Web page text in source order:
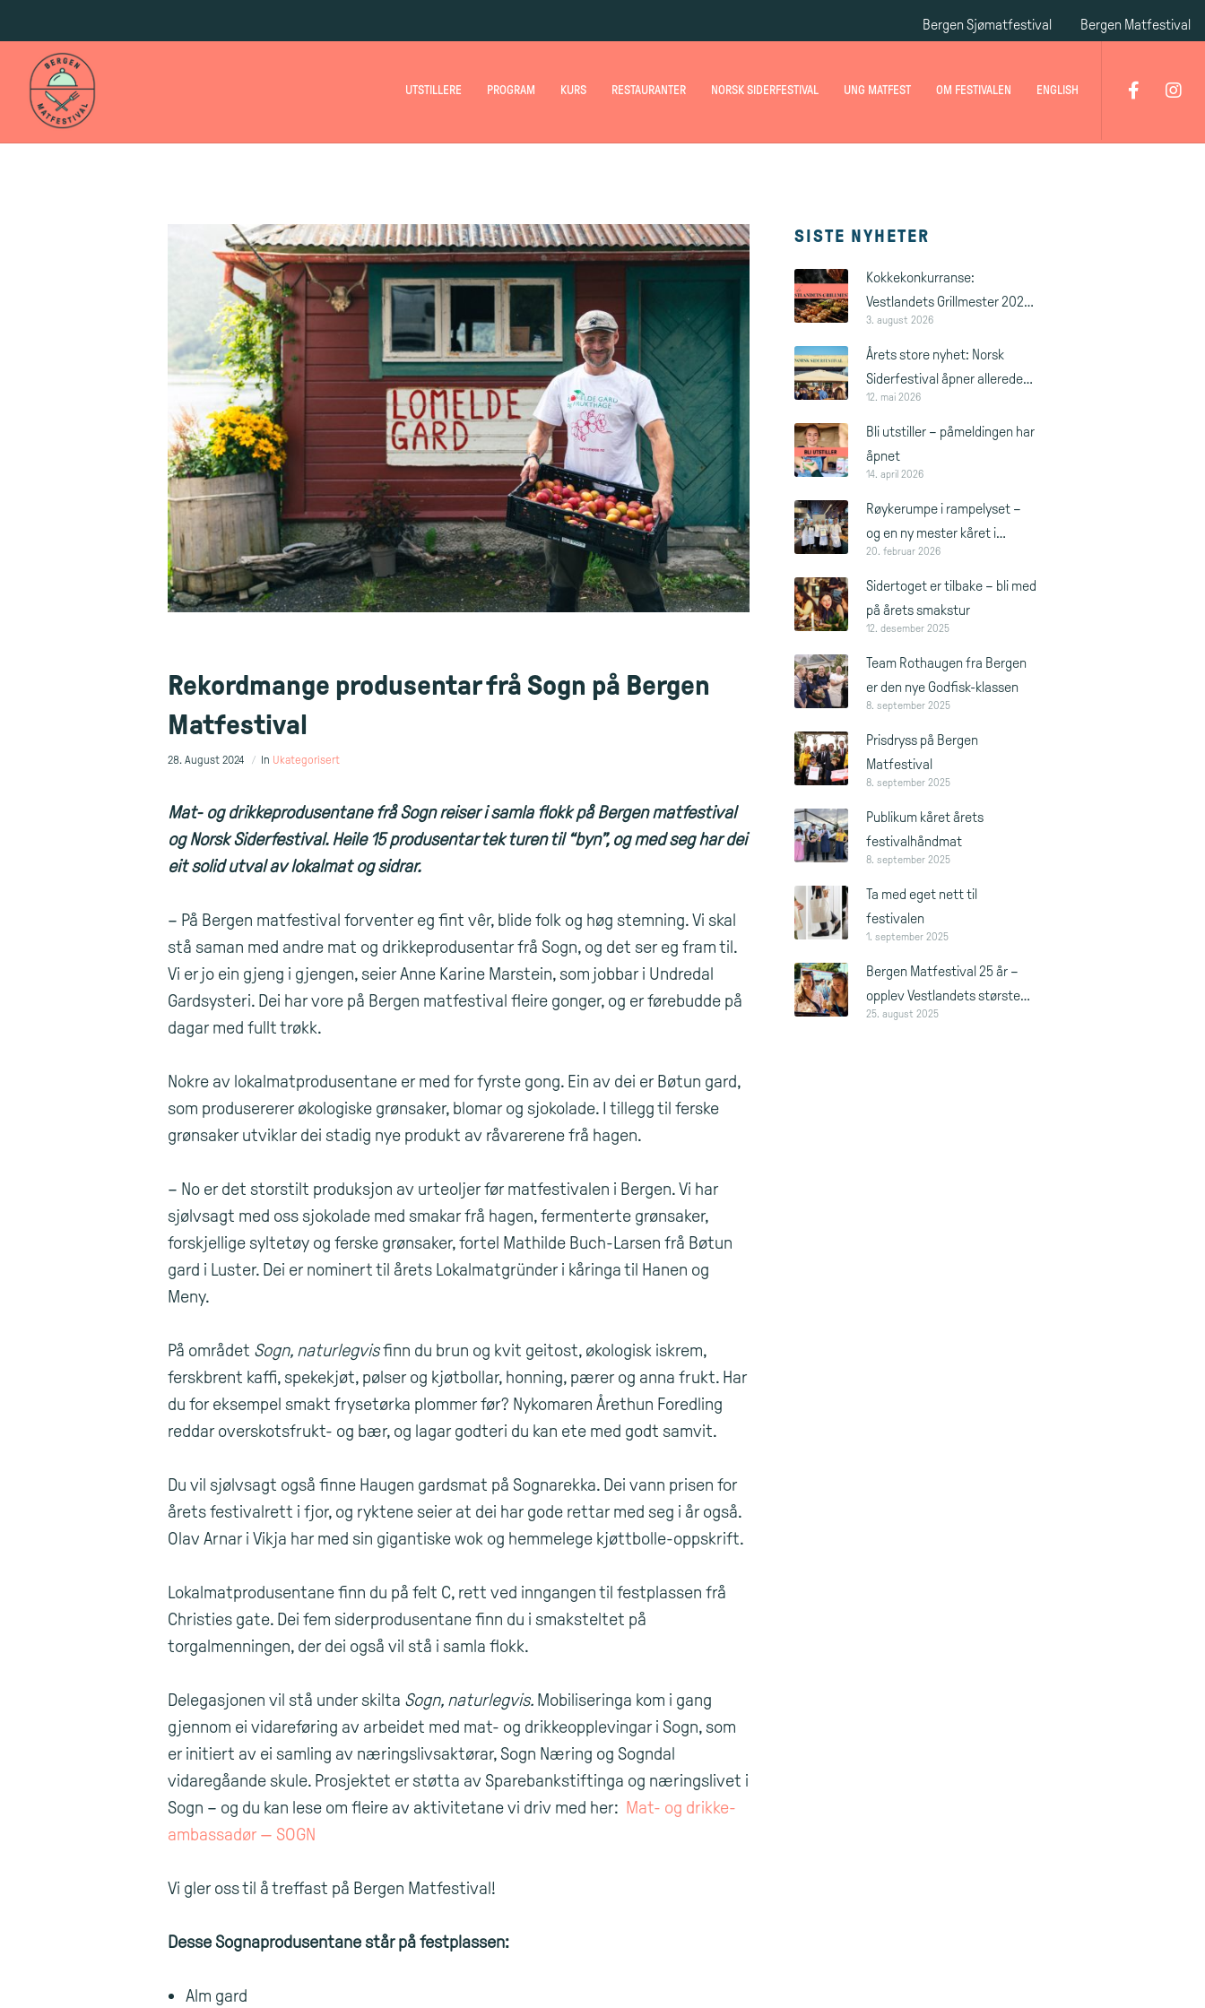
Bergen Sjømatfestival Bergen Matfestival
UTSTILLERE PROGRAM KURS RESTAURANTER NORSK SIDERFESTIVAL UNG MATFEST OM FESTIVALEN ENGLISH
Rekordmange produsentar frå Sogn på Bergen
Matfestival
28. August 2024 In Ukategorisert
Mat- og drikkeprodusentane frå Sogn reiser i samla flokk på Bergen matfestival
og Norsk Siderfestival. Heile 15 produsentar tek turen til “byn”, og med seg har dei
eit solid utval av lokalmat og sidrar.
– På Bergen matfestival forventer eg fint vêr, blide folk og høg stemning. Vi skal
stå saman med andre mat og drikkeprodusentar frå Sogn, og det ser eg fram til.
Vi er jo ein gjeng i gjengen, seier Anne Karine Marstein, som jobbar i Undredal
Gardsysteri. Dei har vore på Bergen matfestival fleire gonger, og er førebudde på
dagar med fullt trøkk.
Nokre av lokalmatprodusentane er med for fyrste gong. Ein av dei er Bøtun gard,
som produsererer økologiske grønsaker, blomar og sjokolade. I tillegg til ferske
grønsaker utviklar dei stadig nye produkt av råvarerene frå hagen.
– No er det storstilt produksjon av urteoljer før matfestivalen i Bergen. Vi har
sjølvsagt med oss sjokolade med smakar frå hagen, fermenterte grønsaker,
forskjellige syltetøy og ferske grønsaker, fortel Mathilde Buch-Larsen frå Bøtun
gard i Luster. Dei er nominert til årets Lokalmatgründer i kåringa til Hanen og
Meny.
På området Sogn, naturlegvisfinn du brun og kvit geitost, økologisk iskrem,
ferskbrent kaffi, spekekjøt, pølser og kjøtbollar, honning, pærer og anna frukt. Har
du for eksempel smakt frysetørka plommer før? Nykomaren Årethun Foredling
reddar overskotsfrukt- og bær, og lagar godteri du kan ete med godt samvit.
Du vil sjølvsagt også finne Haugen gardsmat på Sognarekka. Dei vann prisen for
årets festivalrett i fjor, og ryktene seier at dei har gode rettar med seg i år også.
Olav Arnar i Vikja har med sin gigantiske wok og hemmelege kjøttbolle-oppskrift.
Lokalmatprodusentane finn du på felt C, rett ved inngangen til festplassen frå
Christies gate. Dei fem siderprodusentane finn du i smaksteltet på
torgalmenningen, der dei også vil stå i samla flokk.
Delegasjonen vil stå under skilta Sogn, naturlegvis. Mobiliseringa kom i gang
gjennom ei vidareføring av arbeidet med mat- og drikkeopplevingar i Sogn, som
er initiert av ei samling av næringslivsaktørar, Sogn Næring og Sogndal
vidaregåande skule. Prosjektet er støtta av Sparebankstiftinga og næringslivet i
Sogn – og du kan lese om fleire av aktivitetane vi driv med her: Mat- og drikke-
ambassadør — SOGN
Vi gler oss til å treffast på Bergen Matfestival!
Desse Sognaprodusentane står på festplassen:
Alm gard
SISTE NYHETER
Kokkekonkurranse:
Vestlandets Grillmester 2026
🔥
3. august 2026
Årets store nyhet: Norsk
Siderfestival åpner allerede
torsdag 3. september
12. mai 2026
Bli utstiller – påmeldingen har
åpnet
14. april 2026
Røykerumpe i rampelyset –
og en ny mester kåret i
Bergen
20. februar 2026
Sidertoget er tilbake – bli med
på årets smakstur
12. desember 2025
Team Rothaugen fra Bergen
er den nye Godfisk-klassen
8. september 2025
Prisdryss på Bergen
Matfestival
8. september 2025
Publikum kåret årets
festivalhåndmat
8. september 2025
Ta med eget nett til
festivalen
1. september 2025
Bergen Matfestival 25 år –
opplev Vestlandets største
matfest
25. august 2025